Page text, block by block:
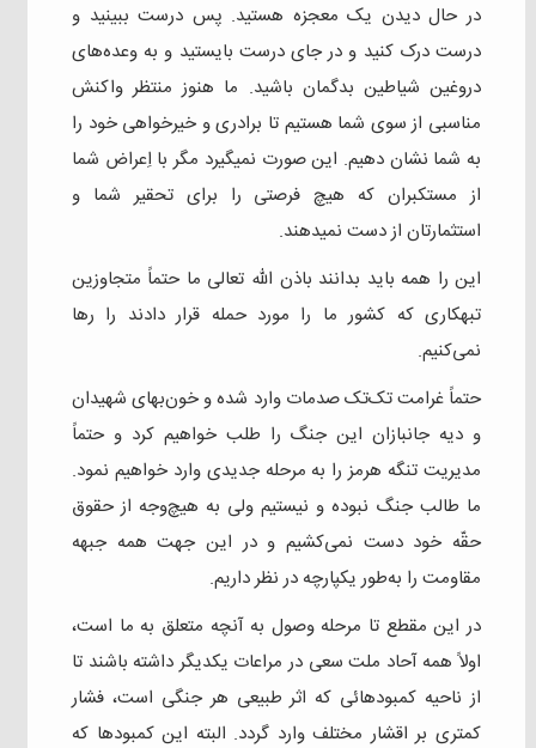
در حال دیدن یک معجزه هستید. پس درست ببینید و
درست درک کنید و در جای درست بایستید و به وعده‌های
دروغین شیاطین بدگمان باشید. ما هنوز منتظر واکنش
مناسبی از سوی شما هستیم تا برادری و خیرخواهی خود را
به شما نشان دهیم. این صورت نمیگیرد مگر با اِعراض شما
از مستکبران که هیچ فرصتی را برای تحقیر شما و
استثمارتان از دست نمیدهند.
این را همه باید بدانند باذن الله تعالی ما حتماً متجاوزین
تبهکاری که کشور ما را مورد حمله قرار دادند را رها
نمی‌کنیم.
حتماً غرامت تک‌تک صدمات وارد شده و خون‌بهای شهیدان
و دیه‌ جانبازان این جنگ را طلب خواهیم کرد و حتماً
مدیریت تنگه هرمز را به مرحله جدیدی وارد خواهیم نمود.
ما طالب جنگ نبوده و نیستیم ولی به هیچ‌وجه از حقوق
حقّه خود دست نمی‌کشیم و در این جهت همه جبهه
مقاومت را به‌طور یکپارچه در نظر داریم.
در این مقطع تا مرحله وصول به آنچه متعلق به ما است،
اولاً همه آحاد ملت سعی در مراعات یکدیگر داشته باشند تا
از ناحیه کمبودهائی که اثر طبیعی هر جنگی است، فشار
کمتری بر اقشار مختلف وارد گردد. البته این کمبودها که